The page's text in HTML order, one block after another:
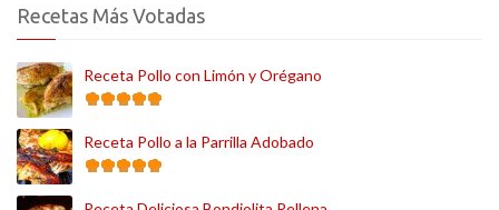
Recetas Más Votadas
Receta Pollo con Limón y Orégano
Receta Pollo a la Parrilla Adobado